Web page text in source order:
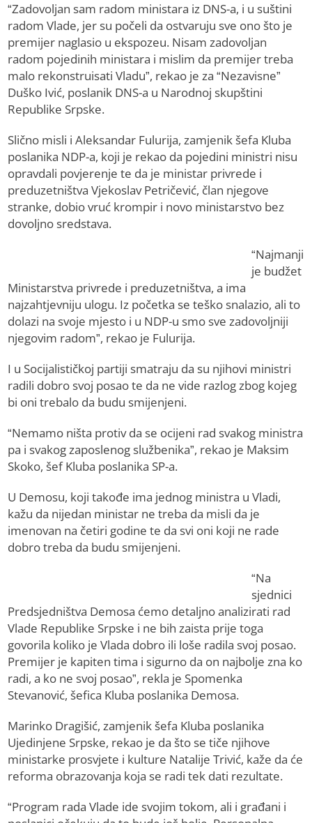
“Zadovoljan sam radom ministara iz DNS-a, i u suštini
radom Vlade, jer su počeli da ostvaruju sve ono što je
premijer naglasio u ekspozeu. Nisam zadovoljan
radom pojedinih ministara i mislim da premijer treba
malo rekonstruisati Vladu”, rekao je za “Nezavisne”
Duško Ivić, poslanik DNS-a u Narodnoj skupštini
Republike Srpske.
Slično misli i Aleksandar Fulurija, zamjenik šefa Kluba
poslanika NDP-a, koji je rekao da pojedini ministri nisu
opravdali povjerenje te da je ministar privrede i
preduzetništva Vjekoslav Petričević, član njegove
stranke, dobio vruć krompir i novo ministarstvo bez
dovoljno sredstava.
“Najmanji
je budžet
Ministarstva privrede i preduzetništva, a ima
najzahtjevniju ulogu. Iz početka se teško snalazio, ali to
dolazi na svoje mjesto i u NDP-u smo sve zadovoljniji
njegovim radom”, rekao je Fulurija.
I u Socijalističkoj partiji smatraju da su njihovi ministri
radili dobro svoj posao te da ne vide razlog zbog kojeg
bi oni trebalo da budu smijenjeni.
“Nemamo ništa protiv da se ocijeni rad svakog ministra
pa i svakog zaposlenog službenika”, rekao je Maksim
Skoko, šef Kluba poslanika SP-a.
U Demosu, koji takođe ima jednog ministra u Vladi,
kažu da nijedan ministar ne treba da misli da je
imenovan na četiri godine te da svi oni koji ne rade
dobro treba da budu smijenjeni.
“Na
sjednici
Predsjedništva Demosa ćemo detaljno analizirati rad
Vlade Republike Srpske i ne bih zaista prije toga
govorila koliko je Vlada dobro ili loše radila svoj posao.
Premijer je kapiten tima i sigurno da on najbolje zna ko
radi, a ko ne svoj posao”, rekla je Spomenka
Stevanović, šefica Kluba poslanika Demosa.
Marinko Dragišić, zamjenik šefa Kluba poslanika
Ujedinjene Srpske, rekao je da što se tiče njihove
ministarke prosvjete i kulture Natalije Trivić, kaže da će
reforma obrazovanja koja se radi tek dati rezultate.
“Program rada Vlade ide svojim tokom, ali i građani i